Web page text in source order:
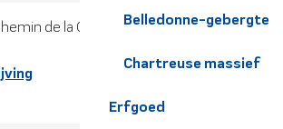
Belledonne-gebergte
Chartreuse massief
Erfgoed
de la Cour, 38660 Plateau-des-